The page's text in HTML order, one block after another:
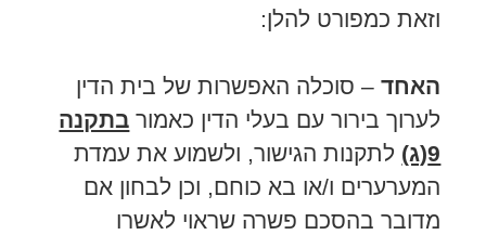
וזאת כמפורט להלן:
האחד– סוכלה האפשרות של בית הדין
לערוך בירור עם בעלי הדין כאמור בתקנה
9(ג)
לתקנות הגישור, ולשמוע את עמדת
המערערים ו/או בא כוחם, וכן לבחון אם
מדובר בהסכם פשרה שראוי לאשרו